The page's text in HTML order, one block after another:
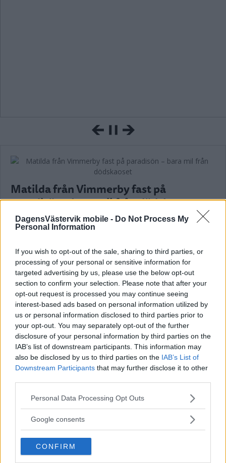
DagensVästervik mobile - Do Not Process My
Personal Information
If you wish to opt-out of the sale, sharing to third parties, or
processing of your personal or sensitive information for
targeted advertising by us, please use the below opt-out
section to confirm your selection. Please note that after your
opt-out request is processed you may continue seeing
interest-based ads based on personal information utilized by
us or personal information disclosed to third parties prior to
your opt-out. You may separately opt-out of the further
disclosure of your personal information by third parties on the
IAB’s list of downstream participants. This information may
also be disclosed by us to third parties on the IAB’s List of
Downstream Participants that may further disclose it to other
Please note that this website/app uses one or more Google
not limited to your visit or usage behaviour. You may click to
use your data for below specified purposes in below Google
consent section.
Personal Data Processing Opt Outs
Google consents
CONFIRM
Matilda från Vimmerby fast på
paradisön – bara mil från dödskaoset
NYHETER 04 november 2025 19.00
Läs in fler nyheter
SENASTE
Vinnarna hyllar vägarna – läs intervjuer med alla
DEBATT: Sluta räkna vindkraftverk – börja räkna timmarna utan
vind
Lambert plockade fjärde raka pallplatsen i GP
MEST LÄST
Polisen om avlidne personen: ”Fått in uppgifter”